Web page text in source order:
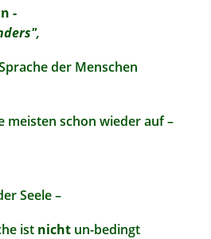
-
,
der Menschen
meisten schon wieder auf –
Seele –
ist nicht un-bedingt